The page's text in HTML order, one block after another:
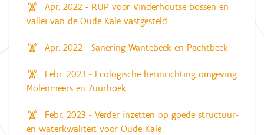
Apr. 2022 - RUP voor Vinderhoutse bossen en
vallei van de Oude Kale vastgesteld
Apr. 2022 - Sanering Wantebeek en Pachtbeek
Febr. 2023 - Ecologische herinrichting omgeving
Molenmeers en Zuurhoek
Febr. 2023 - Verder inzetten op goede structuur-
en waterkwaliteit voor Oude Kale